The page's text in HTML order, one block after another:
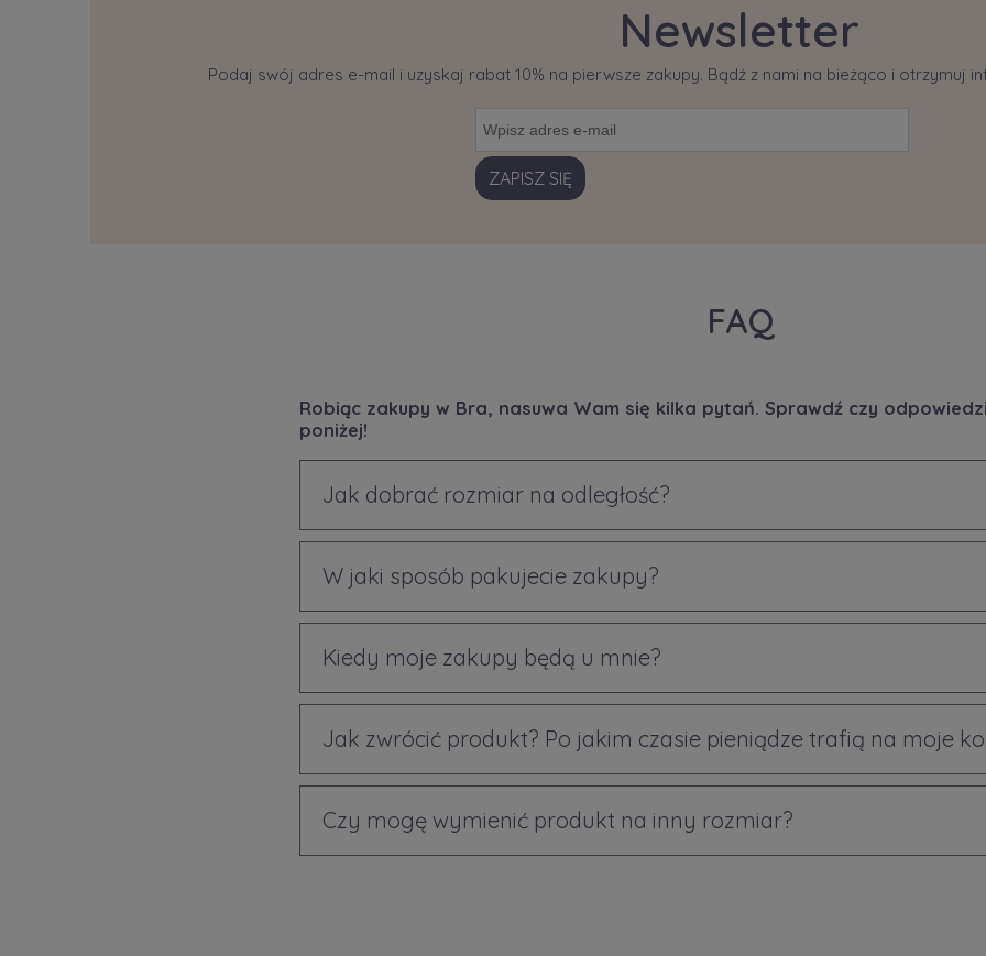
Newsletter
Podaj swój adres e-mail i uzyskaj rabat 10% na pierwsze zakupy. Bądź z nami na bieżąco i otrzymuj
ZAPISZ SIĘ
FAQ
Robiąc zakupy w Bra, nasuwa Wam się kilka pytań. Sprawdź czy
poniżej!
Jak dobrać rozmiar na odległość?
W jaki sposób pakujecie zakupy?
Kiedy moje zakupy będą u mnie?
Jak zwrócić produkt? Po jakim czasie pieniądze trafią na moje
Czy mogę wymienić produkt na inny rozmiar?